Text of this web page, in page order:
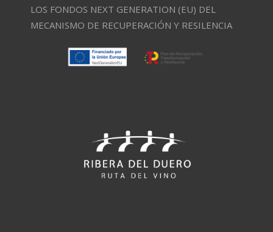
LOS FONDOS NEXT GENERATION (EU) DEL
MECANISMO DE RECUPERACIÓN Y RESILENCIA